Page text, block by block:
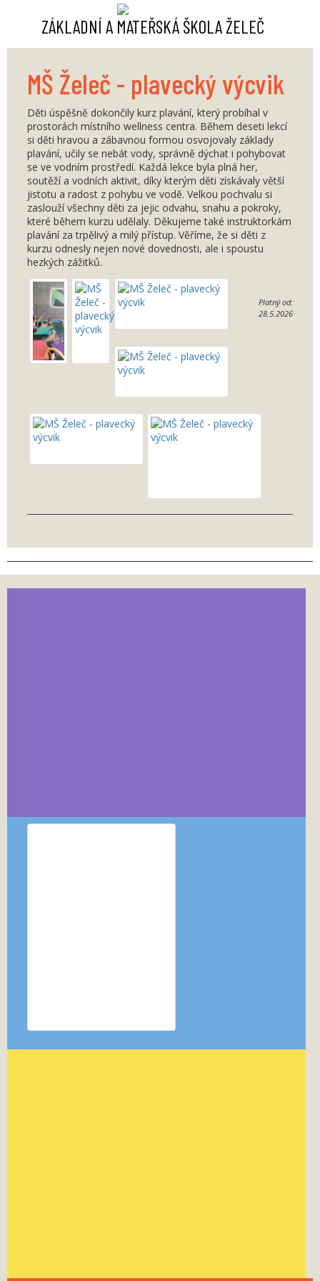
ZÁKLADNÍ A MATEŘSKÁ ŠKOLAŽELEČ
MŠ Želeč - plavecký výcvik
Děti úspěšně dokončily kurz plavání, který probíhal v
prostorách místního wellness centra. Během deseti lekcí
si děti hravou a zábavnou formou osvojovaly základy
plavání, učily se nebát vody, správně dýchat i pohybovat
se ve vodním prostředí. Každá lekce byla plná her,
soutěží a vodních aktivit, díky kterým děti získávaly větší
jistotu a radost z pohybu ve vodě. Velkou pochvalu si
zaslouží všechny děti za jejic odvahu, snahu a pokroky,
které během kurzu udělaly. Děkujeme také instruktorkám
plavání za trpělivý a milý přístup. Věříme, že si děti z
kurzu odnesly nejen nové dovednosti, ale i spoustu
hezkých zážitků.
Platný od:
28.5.2026